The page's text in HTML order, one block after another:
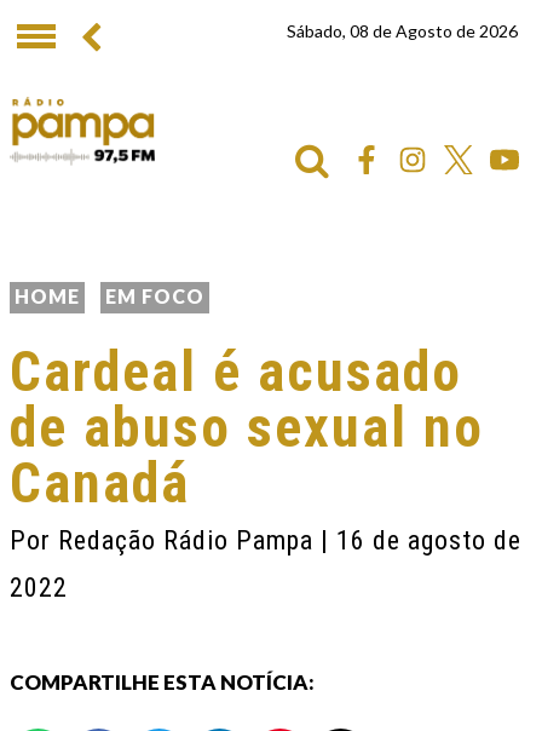
Sábado, 08 de Agosto de 2026
HOME EM FOCO
Cardeal é acusado
de abuso sexual no
Canadá
Por Redação Rádio Pampa | 16 de agosto de
2022
COMPARTILHE ESTA NOTÍCIA: